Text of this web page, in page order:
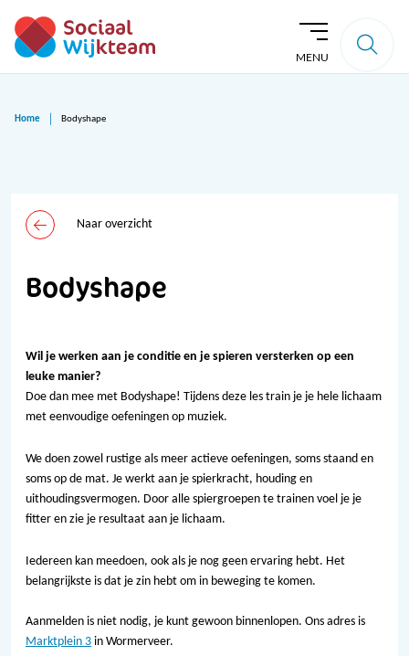
MENU
Home Bodyshape
Naar overzicht
Bodyshape
Wil je werken aan je conditie en je spieren versterken op een
leuke manier?
Doe dan mee met Bodyshape! Tijdens deze les train je je hele lichaam
met eenvoudige oefeningen op muziek.
We doen zowel rustige als meer actieve oefeningen, soms staand en
soms op de mat. Je werkt aan je spierkracht, houding en
uithoudingsvermogen. Door alle spiergroepen te trainen voel je je
fitter en zie je resultaat aan je lichaam.
Iedereen kan meedoen, ook als je nog geen ervaring hebt. Het
belangrijkste is dat je zin hebt om in beweging te komen.
Aanmelden is niet nodig, je kunt gewoon binnenlopen. Ons adres is
Marktplein 3 in Wormerveer.